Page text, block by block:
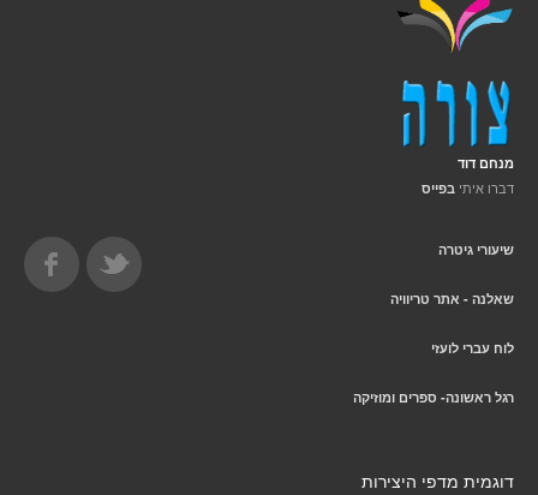
מנחם דוד
דברו איתי בפייס
שיעורי גיטרה
שאלנה - אתר טריוויה
לוח עברי לועזי
רגל ראשונה- ספרים ומוזיקה
דוגמית מדפי היצירות